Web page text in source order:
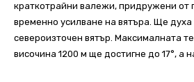
краткотрайни валежи, придружени от
временно усилване на вятъра. Ще
североизточен вятър. Максималната
височина 1200 м ще достигне до 17°, а